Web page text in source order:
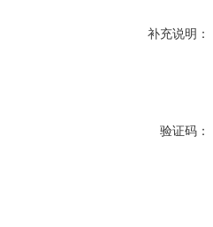
补充说明：
验证码：